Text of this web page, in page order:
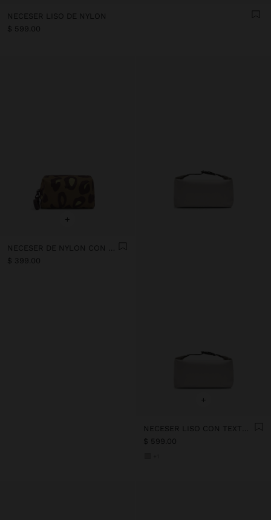
NECESER LISO DE NYLON
$ 599.00
+
NECESER DE NYLON CON ESTAMPADO ANIMAL
$ 399.00
+
$ 599.00